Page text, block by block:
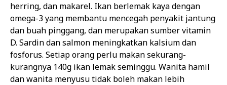
herring, dan makarel. Ikan berlemak kaya dengan
omega-3 yang membantu mencegah penyakit jantung
dan buah pinggang, dan merupakan sumber vitamin
D. Sardin dan salmon meningkatkan kalsium dan
fosforus. Setiap orang perlu makan sekurang-
kurangnya 140g ikan lemak seminggu. Wanita hamil
dan wanita menyusu tidak boleh makan lebih